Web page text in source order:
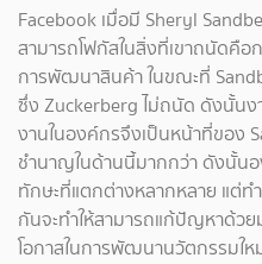
Facebook เมื่อมี Sheryl
สามารถโฟกัสในสิ่งที่เขาถนัดคื
การพัฒนาสินค้า ในขณะที่
ซึ่ง Zuckerberg ไม่ถนัด ดังนั้น
งานในองค์กรจึงเป็นหน้าที่ของ
ชำนาญในด้านนี้มากกว่า ดังนั้น
ทักษะที่แตกต่างหลากหลาย แต่ท
กันจะทำให้สามารถแก้ปัญหาด้ว
โอกาสในการพัฒนานวัตกรรมใ